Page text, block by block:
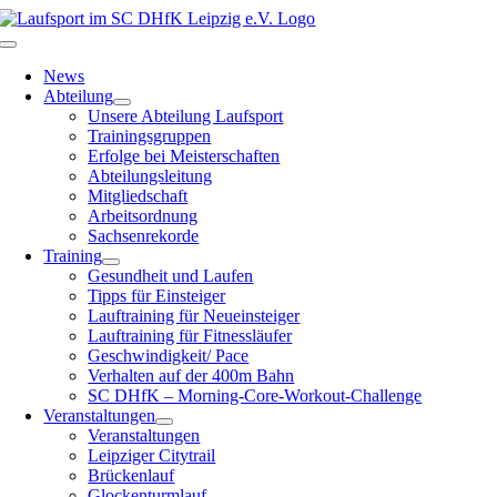
Zum
Inhalt
Toggle
Navigation
News
Abteilung
Unsere Abteilung Laufsport
Trainingsgruppen
Erfolge bei Meisterschaften
Abteilungsleitung
Mitgliedschaft
Arbeitsordnung
Sachsenrekorde
Training
Gesundheit und Laufen
Tipps für Einsteiger
Lauftraining für Neueinsteiger
Lauftraining für Fitnessläufer
Geschwindigkeit/ Pace
Verhalten auf der 400m Bahn
SC DHfK – Morning-Core-Workout-Challenge
Veranstaltungen
Veranstaltungen
Leipziger Citytrail
Brückenlauf